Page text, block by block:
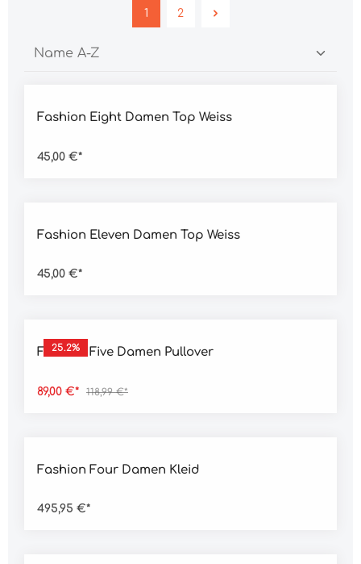
1 2
Fashion Eight Damen Top Weiss
45,00 €*
Fashion Eleven Damen Top Weiss
45,00 €*
25.2%
Fashion Five Damen Pullover
89,00 €* 118,99 €*
Fashion Four Damen Kleid
495,95 €*